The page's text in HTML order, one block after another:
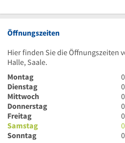
Öffnungszeiten
Hier finden Sie die Öffnungszeiten
Halle, Saale.
Montag
6
Dienstag
6
Mittwoch
6
Donnerstag
6
Freitag
6
Samstag
6
Sonntag
6